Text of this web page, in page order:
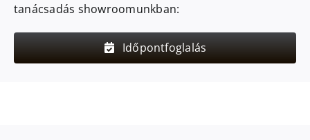
tanácsadás showroomunkban:
Időpontfoglalás